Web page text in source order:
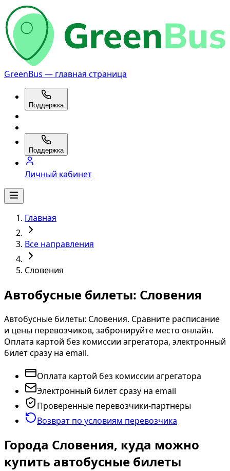
GreenBus — главная страница
Поддержка
Поддержка
Личный кабинет
Главная
Все направления
Словения
Автобусные билеты: Словения
Автобусные билеты: Словения. Сравните расписание
и цены перевозчиков, забронируйте место онлайн.
Оплата картой без комиссии агрегатора, электронный
билет сразу на email.
Оплата картой без комиссии агрегатора
Электронный билет сразу на email
Проверенные перевозчики-партнёры
Возврат по условиям перевозчика
Города Словения, куда можно
купить автобусные билеты